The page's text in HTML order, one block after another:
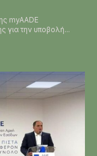
για την υποβολή...